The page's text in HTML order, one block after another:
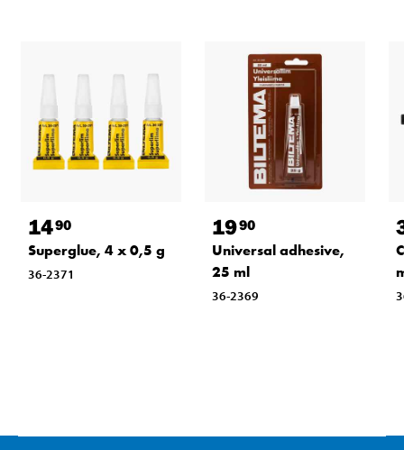
1490
Superglue, 4 x 0,5 g
36-2371
1990
Universal adhesive,
25 ml
36-2369